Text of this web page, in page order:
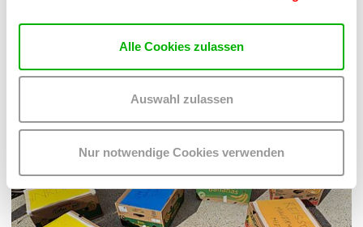
Alle Cookies zulassen
Auswahl zulassen
Nur notwendige Cookies verwenden